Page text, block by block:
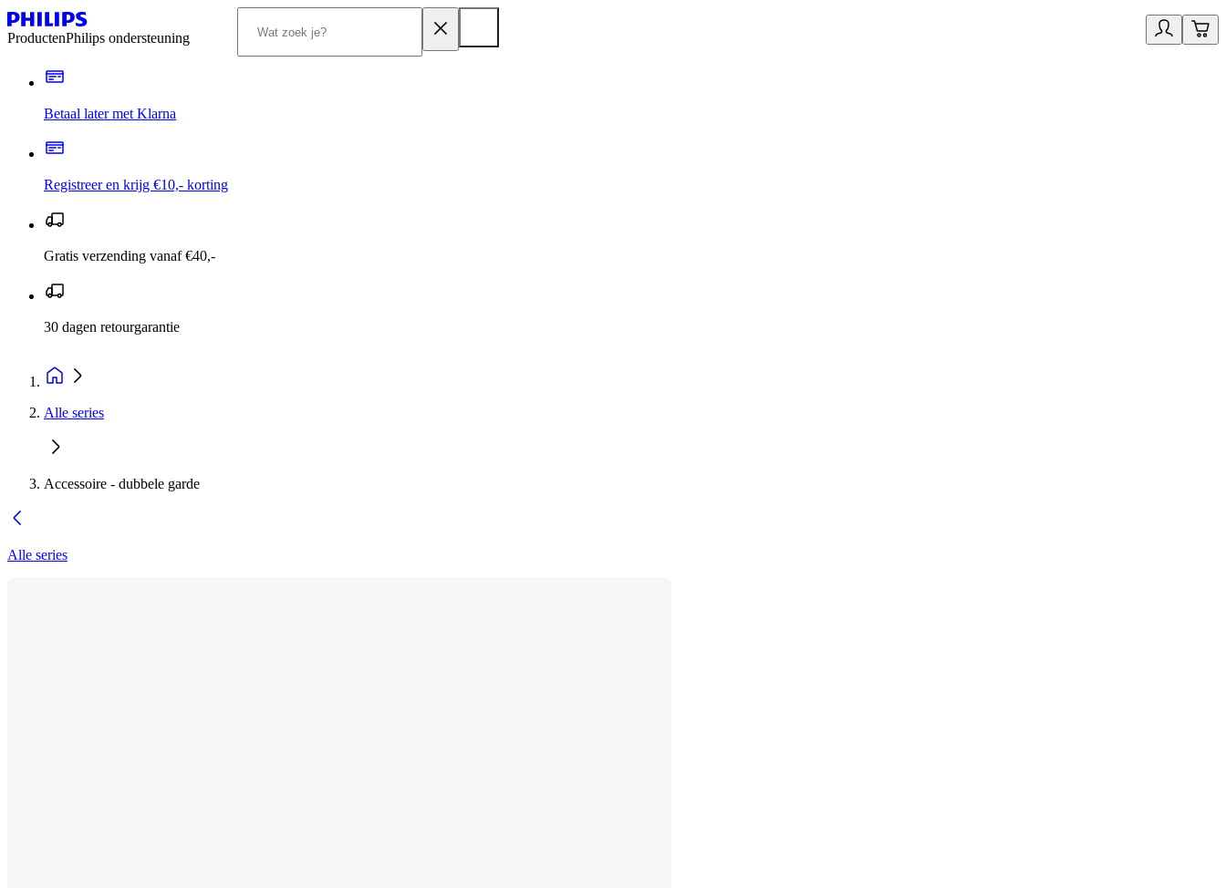
ProductenPhilips ondersteuning
Betaal later met Klarna
Registreer en krijg €10,- korting
Gratis verzending vanaf €40,-
30 dagen retourgarantie
Alle series
Accessoire - dubbele garde
Alle series